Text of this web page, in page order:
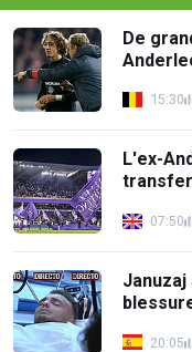
De
15:30
L'ex-
07:50
20:05